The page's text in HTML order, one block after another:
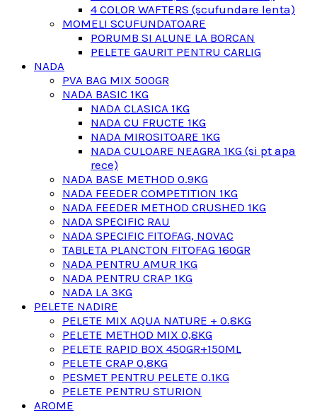
4 COLOR WAFTERS (scufundare lenta)
MOMELI SCUFUNDATOARE
PORUMB SI ALUNE LA BORCAN
PELETE GAURIT PENTRU CARLIG
NADA
PVA BAG MIX 500GR
NADA BASIC 1KG
NADA CLASICA 1KG
NADA CU FRUCTE 1KG
NADA MIROSITOARE 1KG
NADA CULOARE NEAGRA 1KG (si pt apa
rece)
NADA BASE METHOD 0.9KG
NADA FEEDER COMPETITION 1KG
NADA FEEDER METHOD CRUSHED 1KG
NADA SPECIFIC RAU
NADA SPECIFIC FITOFAG, NOVAC
TABLETA PLANCTON FITOFAG 160GR
NADA PENTRU AMUR 1KG
NADA PENTRU CRAP 1KG
NADA LA 3KG
PELETE NADIRE
PELETE MIX AQUA NATURE + 0.8KG
PELETE METHOD MIX 0,8KG
PELETE RAPID BOX 450GR+150ML
PELETE CRAP 0,8KG
PESMET PENTRU PELETE 0.1KG
PELETE PENTRU STURION
AROME